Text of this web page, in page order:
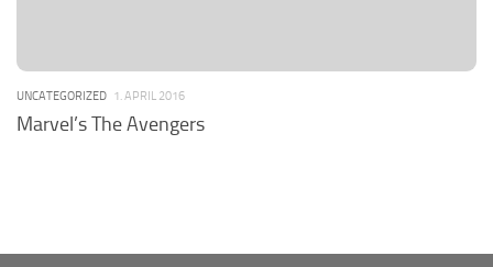
UNCATEGORIZED 1. APRIL 2016
Marvel’s The Avengers